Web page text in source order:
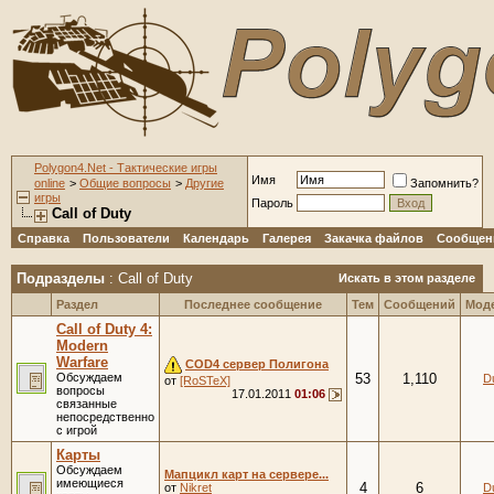
Polygon4.Net - Тактические игры
online > Общие вопросы > Другие
игры
Call of Duty
Имя
Запомнить?
Пароль
Справка Пользователи Календарь Галерея Закачка файлов
Подразделы : Call of Duty
Искать в этом разделе
Раздел
Последнее сообщение Тем Сообщений
Call of Duty 4:
Modern
Warfare
Обсуждаем
вопросы
связанные
непосредственно
с игрой
COD4 cервер Полигона
от [RoSTeX]
17.01.2011 01:06
53 1,110
Карты
Обсуждаем
имеющиеся
Мапцикл карт на сервере...
от Nikret
4 6